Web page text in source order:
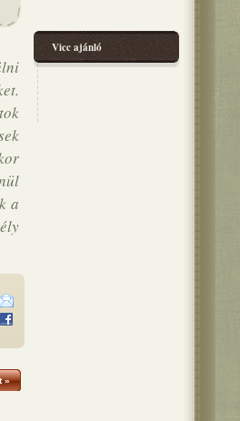
a
»
Vicc ajánló